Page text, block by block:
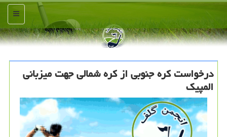
منو
درخواست كره جنوبی از كره شمالی جهت میزبانی
المپیك